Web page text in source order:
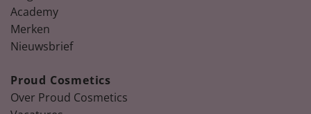
Academy
Merken
Nieuwsbrief
Proud Cosmetics
Over Proud Cosmetics